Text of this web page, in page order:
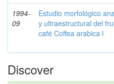
1994-
09
Estudio morfológico
y ultraestructural del
café Coffea arabica l
Discover